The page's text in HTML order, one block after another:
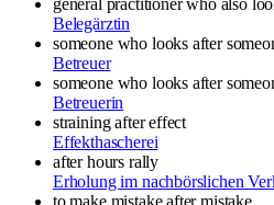
Belegärztin
someone who looks after
Betreuer
someone who looks after
Betreuerin
straining after effect
Effekthascherei
after hours rally
Erholung im nachbörslichen
to make mistake after mistake